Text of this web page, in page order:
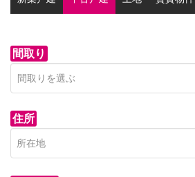
間取り
住所